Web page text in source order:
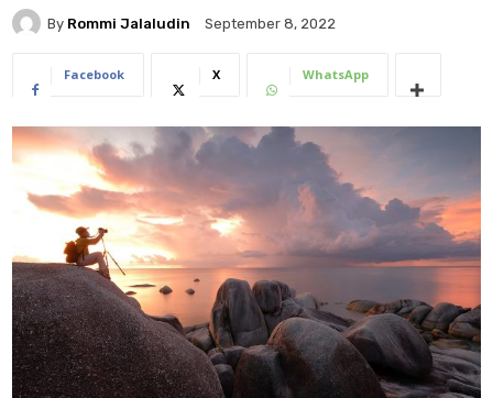
By Rommi Jalaludin September 8, 2022
Facebook X WhatsApp